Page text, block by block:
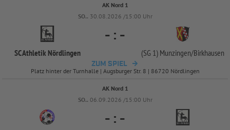
AK Nord 1
SO.. 30.08.2026 /15:00 Uhr
SC Athletik Nördlingen
- : -
(SG 1) Munzingen/Birkhausen
ZUM SPIEL
Platz hinter der Turnhalle | Augsburger Str. 8 | 86720 Nördlingen
AK Nord 1
SO.. 06.09.2026 /15:00 Uhr
- : -